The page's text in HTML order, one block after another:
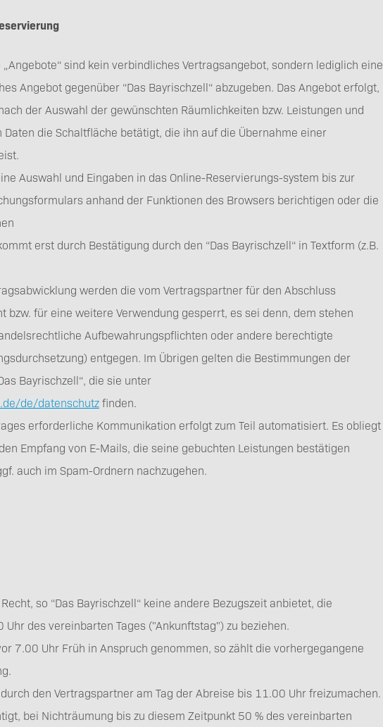
sind kein verbindliches Vertragsangebot, sondern lediglich eine
Angebot gegenüber “Das Bayrischzell“ abzugeben. Das Angebot erfolgt,
der Auswahl der gewünschten Räumlichkeiten bzw. Leistungen und
die Schaltfläche betätigt, die ihn auf die Übernahme einer
Auswahl und Eingaben in das Online-Reservierungs-system bis zur
anhand der Funktionen des Browsers berichtigen oder die
erst durch Bestätigung durch den “Das Bayrischzell“ in Textform (z.B.
werden die vom Vertragspartner für den Abschluss
bzw. für eine weitere Verwendung gesperrt, es sei denn, dem stehen
Aufbewahrungspflichten oder andere berechtigte
entgegen. Im Übrigen gelten die Bestimmungen der
Bayrischzell“, die sie unter
de/datenschutzfinden.
erforderliche Kommunikation erfolgt zum Teil automatisiert. Es obliegt
Empfang von E-Mails, die seine gebuchten Leistungen bestätigen
auch im Spam-Ordnern nachzugehen.
so “Das Bayrischzell“ keine andere Bezugszeit anbietet, die
des vereinbarten Tages ("Ankunftstag") zu beziehen.
7.00 Uhr Früh in Anspruch genommen, so zählt die vorhergegangene
den Vertragspartner am Tag der Abreise bis 11.00 Uhr freizumachen.
bei Nichträumung bis zu diesem Zeitpunkt 50 % des vereinbarten